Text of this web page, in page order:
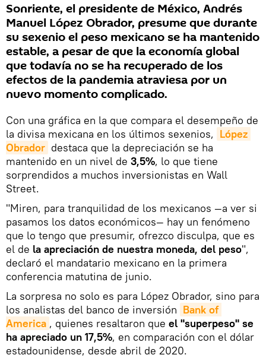
Sonriente, el presidente de México, Andrés
Manuel López Obrador, presume que durante
su sexenio el peso mexicano se ha mantenido
estable, a pesar de que la economía global
que todavía no se ha recuperado de los
efectos de la pandemia atraviesa por un
nuevo momento complicado.
Con una gráfica en la que compara el desempeño de
la divisa mexicana en los últimos sexenios, López
Obrador destaca que la depreciación se ha
mantenido en un nivel de 3,5%, lo que tiene
sorprendidos a muchos inversionistas en Wall
Street.
"Miren, para tranquilidad de los mexicanos —a ver si
pasamos los datos económicos— hay un fenómeno
que lo tengo que presumir, ofrezco disculpa, que es
el de la apreciación de nuestra moneda, del peso",
declaró el mandatario mexicano en la primera
conferencia matutina de junio.
La sorpresa no solo es para López Obrador, sino para
los analistas del banco de inversión Bank of
America , quienes resaltaron que el "superpeso" se
ha apreciado un 17,5%, en comparación con el dólar
estadounidense, desde abril de 2020.